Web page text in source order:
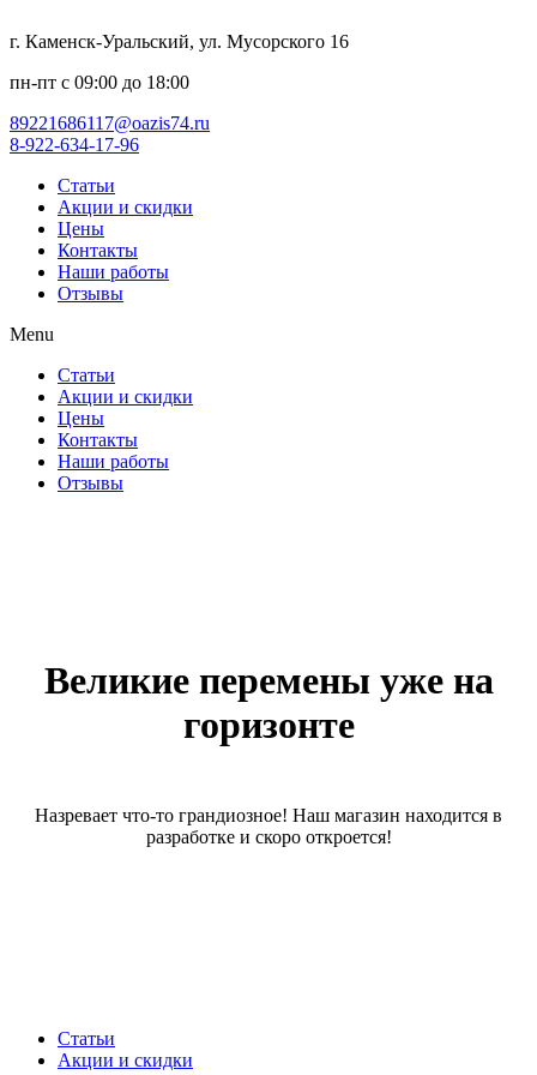
г. Каменск-Уральский, ул. Мусорского 16
пн-пт с 09:00 до 18:00
89221686117@oazis74.ru
8-922-634-17-96
Статьи
Акции и скидки
Цены
Контакты
Наши работы
Отзывы
Menu
Статьи
Акции и скидки
Цены
Контакты
Наши работы
Отзывы
Великие перемены уже на
горизонте
Назревает что-то грандиозное! Наш магазин находится в
разработке и скоро откроется!
Статьи
Акции и скидки